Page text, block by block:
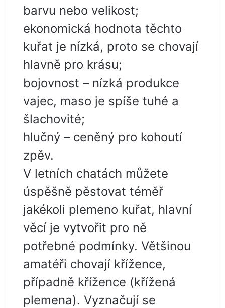
barvu nebo velikost;
ekonomická hodnota těchto
kuřat je nízká, proto se chovají
hlavně pro krásu;
bojovnost – nízká produkce
vajec, maso je spíše tuhé a
šlachovité;
hlučný – ceněný pro kohoutí
zpěv.
V letních chatách můžete
úspěšně pěstovat téměř
jakékoli plemeno kuřat, hlavní
věcí je vytvořit pro ně
potřebné podmínky. Většinou
amatéři chovají křížence,
případně křížence (křížená
plemena). Vyznačují se